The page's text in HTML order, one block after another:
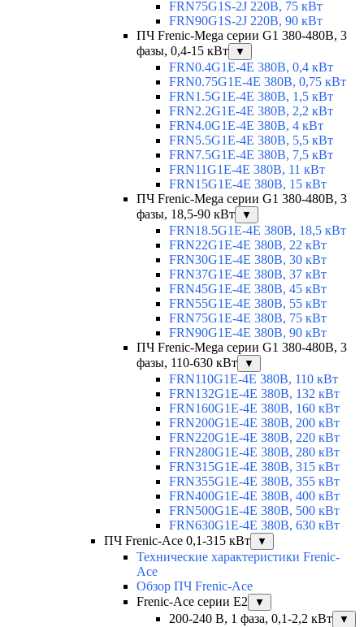
FRN75G1S-2J 220В, 75 кВт
FRN90G1S-2J 220В, 90 кВт
ПЧ Frenic-Mega серии G1 380-480В, 3
фазы, 0,4-15 кВт
▼
FRN0.4G1E-4E 380В, 0,4 кВт
FRN0.75G1E-4E 380В, 0,75 кВт
FRN1.5G1E-4E 380В, 1,5 кВт
FRN2.2G1E-4E 380В, 2,2 кВт
FRN4.0G1E-4E 380В, 4 кВт
FRN5.5G1E-4E 380В, 5,5 кВт
FRN7.5G1E-4E 380В, 7,5 кВт
FRN11G1E-4E 380В, 11 кВт
FRN15G1E-4E 380В, 15 кВт
ПЧ Frenic-Mega серии G1 380-480В, 3
фазы, 18,5-90 кВт
▼
FRN18.5G1E-4E 380В, 18,5 кВт
FRN22G1E-4E 380В, 22 кВт
FRN30G1E-4E 380В, 30 кВт
FRN37G1E-4E 380В, 37 кВт
FRN45G1E-4E 380В, 45 кВт
FRN55G1E-4E 380В, 55 кВт
FRN75G1E-4E 380В, 75 кВт
FRN90G1E-4E 380В, 90 кВт
ПЧ Frenic-Mega серии G1 380-480В, 3
фазы, 110-630 кВт
▼
FRN110G1E-4E 380В, 110 кВт
FRN132G1E-4E 380В, 132 кВт
FRN160G1E-4E 380В, 160 кВт
FRN200G1E-4E 380В, 200 кВт
FRN220G1E-4E 380В, 220 кВт
FRN280G1E-4E 380В, 280 кВт
FRN315G1E-4E 380В, 315 кВт
FRN355G1E-4E 380В, 355 кВт
FRN400G1E-4E 380В, 400 кВт
FRN500G1E-4E 380В, 500 кВт
FRN630G1E-4E 380В, 630 кВт
ПЧ Frenic-Ace 0,1-315 кВт
▼
Технические характеристики Frenic-
Ace
Обзор ПЧ Frenic-Ace
Frenic-Ace серии E2
▼
200-240 В, 1 фаза, 0,1-2,2 кВт ▼